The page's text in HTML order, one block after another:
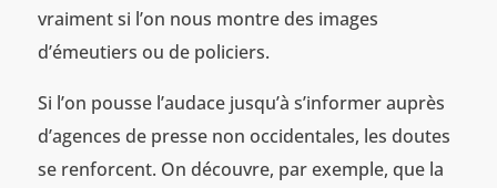
vraiment si l’on nous montre des images
d’émeutiers ou de policiers.
Si l’on pousse l’audace jusqu’à s’informer auprès
d’agences de presse non occidentales, les doutes
se renforcent. On découvre, par exemple, que la